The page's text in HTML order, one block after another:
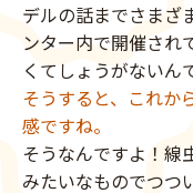
デルの話までさまざ
ンター内で開催され
くてしょうがないん
そうすると、これか
感ですね。
そうなんですよ！線
みたいなものでつつ